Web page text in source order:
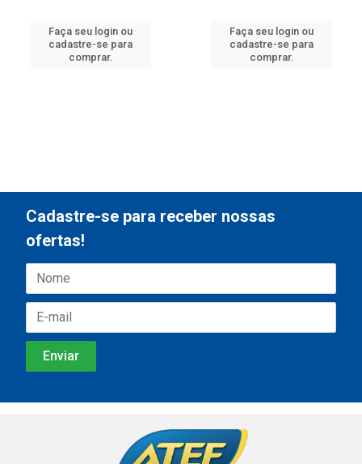
Faça seu login ou
cadastre-se para
comprar.
Faça seu login ou
cadastre-se para
comprar.
Cadastre-se para receber nossas
ofertas!